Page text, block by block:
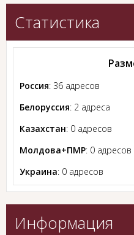
Статистика
Россия: 36 адресов
Белоруссия: 2 адреса
Казахстан: 0 адресов
Молдова+ПМР: 0 адресов
Украина: 0 адресов
Информация